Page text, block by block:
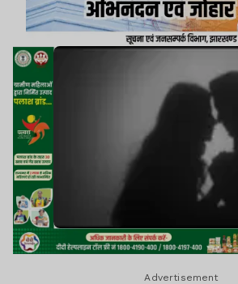
Advertisement